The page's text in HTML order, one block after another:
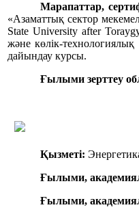
Марапаттар,
«Азаматтық сектор
State University after
және көлік-
дайындау курсы.
Ғылыми зерттеу
Қызметі:
Ғылыми,
Ғылыми,